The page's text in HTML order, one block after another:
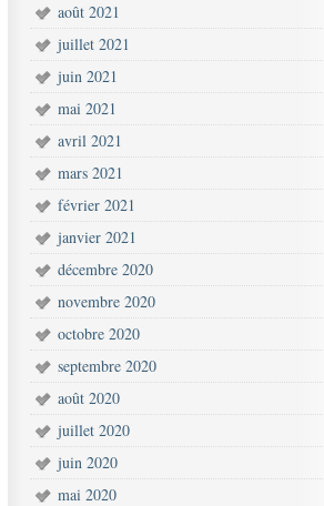
août 2021
juillet 2021
juin 2021
mai 2021
avril 2021
mars 2021
février 2021
janvier 2021
décembre 2020
novembre 2020
octobre 2020
septembre 2020
août 2020
juillet 2020
juin 2020
mai 2020